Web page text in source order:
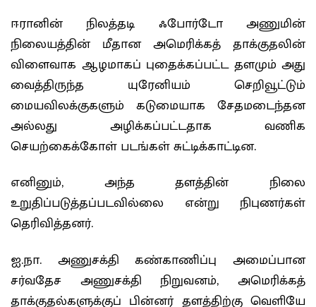
ஈரானின் நிலத்தடி ஃபோர்டோ அணுமின்
நிலையத்தின் மீதான அமெரிக்கத் தாக்குதலின்
விளைவாக ஆழமாகப் புதைக்கப்பட்ட தளமும் அது
வைத்திருந்த யுரேனியம் செறிவூட்டும்
மையவிலக்குகளும் கடுமையாக சேதமடைந்தன
அல்லது அழிக்கப்பட்டதாக வணிக
செயற்கைக்கோள் படங்கள் சுட்டிக்காட்டின.
எனினும், அந்த தளத்தின் நிலை
உறுதிப்படுத்தப்படவில்லை என்று நிபுணர்கள்
தெரிவித்தனர்.
ஐ.நா. அணுசக்தி கண்காணிப்பு அமைப்பான
சர்வதேச அணுசக்தி நிறுவனம், அமெரிக்கத்
தாக்குதல்களுக்குப் பின்னர் தளத்திற்கு வெளியே